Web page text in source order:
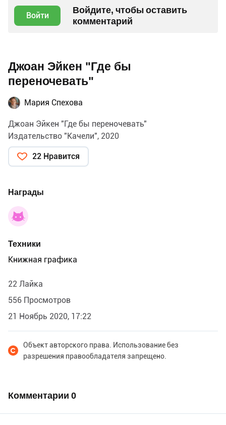
Войти
Войдите, чтобы оставить
комментарий
Джоан Эйкен "Где бы
переночевать"
Мария Спехова
Джоан Эйкен "Где бы переночевать"
Издательство "Качели", 2020
22 Нравится
Награды
Техники
Книжная графика
22 Лайка
556 Просмотров
21 Ноябрь 2020, 17:22
Объект авторского права. Использование без
разрешения правообладателя запрещено.
Комментарии 0